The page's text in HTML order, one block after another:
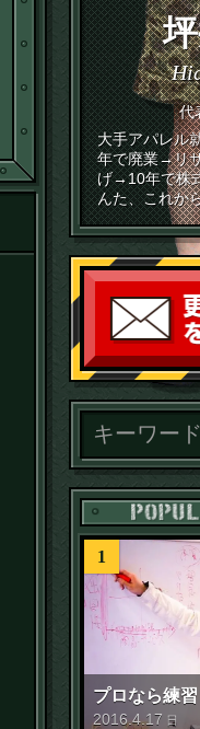
代
大手アパレル
年で廃業→リ
げ→10年で株
んた、これか
1
プロなら練
2016 .4.17 日